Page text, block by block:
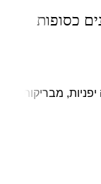
כסופות
מבריקות